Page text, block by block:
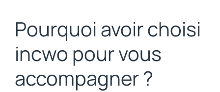
Pourquoi avoir choisi
incwo pour vous
accompagner ?